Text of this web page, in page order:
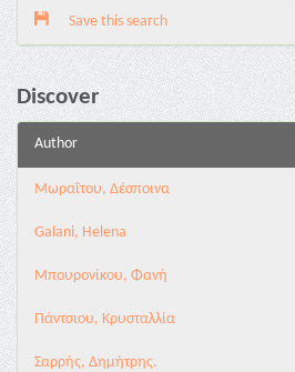
Save this search
Discover
Author
Μωραΐτου, Δέσποινα
Galani, Helena
Μπουρονίκου, Φανή
Πάντσιου, Κρυσταλλία
Σαρρής, Δημήτρης.